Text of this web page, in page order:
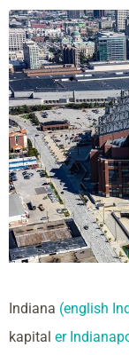
Indiana (english
kapital er